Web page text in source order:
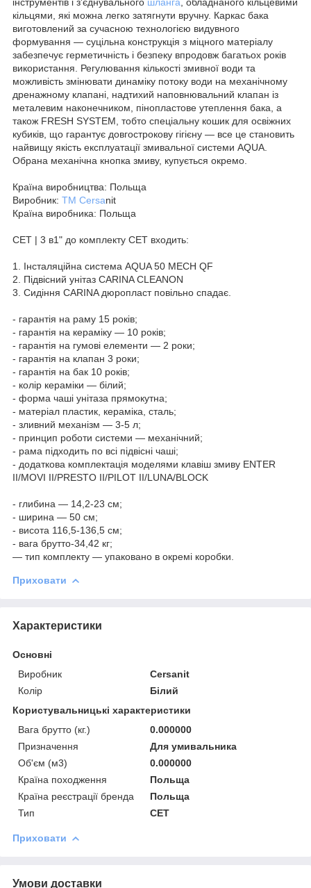
кільцями, які можна легко затягнути вручну. Каркас бака
виготовлений за сучасною технологією видувного
формування — суцільна конструкція з міцного матеріалу
забезпечує герметичність і безпеку впродовж багатьох років
використання. Регулювання кількості змивної води та
можливість змінювати динаміку потоку води на механічному
дренажному клапані, надтихий наповнювальний клапан із
металевим наконечником, пінопластове утеплення бака, а
також FRESH SYSTEM, тобто спеціальну кошик для освіжних
кубиків, що гарантує довгострокову гігієну — все це становить
найвищу якість експлуатації змивальної системи AQUA.
Обрана механічна кнопка змиву, купується окремо.
Країна виробництва: Польща
Виробник: ТМ Cersanit
Країна виробника: Польща
СЕТ | 3 в1" до комплекту СЕТ входить:
1. Інсталяційна система AQUA 50 MECH QF
2. Підвісний унітаз CARINA CLEANON
3. Сидіння CARINA дюропласт повільно спадає.
- гарантія на раму 15 років;
- гарантія на кераміку — 10 років;
- гарантія на гумові елементи — 2 роки;
- гарантія на клапан 3 роки;
- гарантія на бак 10 років;
- колір кераміки — білий;
- форма чаші унітаза прямокутна;
- матеріал пластик, кераміка, сталь;
- зливний механізм — 3-5 л;
- принцип роботи системи — механічний;
- рама підходить по всі підвісні чаші;
- додаткова комплектація моделями клавіш змиву ENTER
II/MOVI II/PRESTO II/PILOT II/LUNA/BLOCK
- глибина — 14,2-23 см;
- ширина — 50 см;
- висота 116,5-136,5 см;
- вага брутто-34,42 кг;
— тип комплекту — упаковано в окремі коробки.
Приховати
Характеристики
Основні
Виробник
Cersanit
Колір
Білий
Користувальницькі характеристики
Вага брутто (кг.)
0.000000
Призначення
Для умивальника
Об'єм (м3)
0.000000
Країна походження
Польща
Країна реєстрації бренда
Польща
Тип
СЕТ
Приховати
Умови доставки